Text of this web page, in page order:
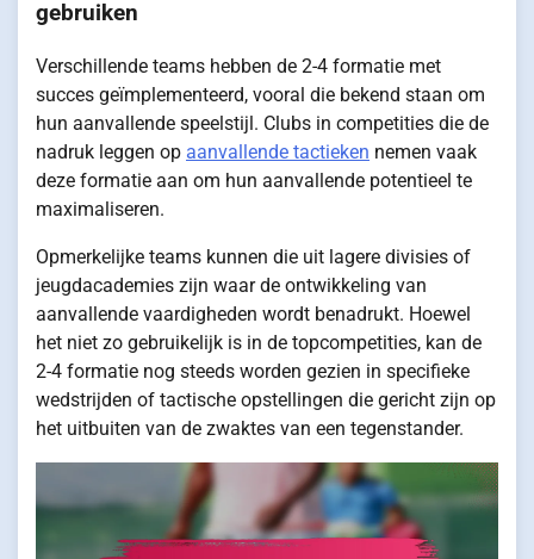
gebruiken
Verschillende teams hebben de 2-4 formatie met
succes geïmplementeerd, vooral die bekend staan om
hun aanvallende speelstijl. Clubs in competities die de
nadruk leggen op aanvallende tactieken nemen vaak
deze formatie aan om hun aanvallende potentieel te
maximaliseren.
Opmerkelijke teams kunnen die uit lagere divisies of
jeugdacademies zijn waar de ontwikkeling van
aanvallende vaardigheden wordt benadrukt. Hoewel
het niet zo gebruikelijk is in de topcompetities, kan de
2-4 formatie nog steeds worden gezien in specifieke
wedstrijden of tactische opstellingen die gericht zijn op
het uitbuiten van de zwaktes van een tegenstander.